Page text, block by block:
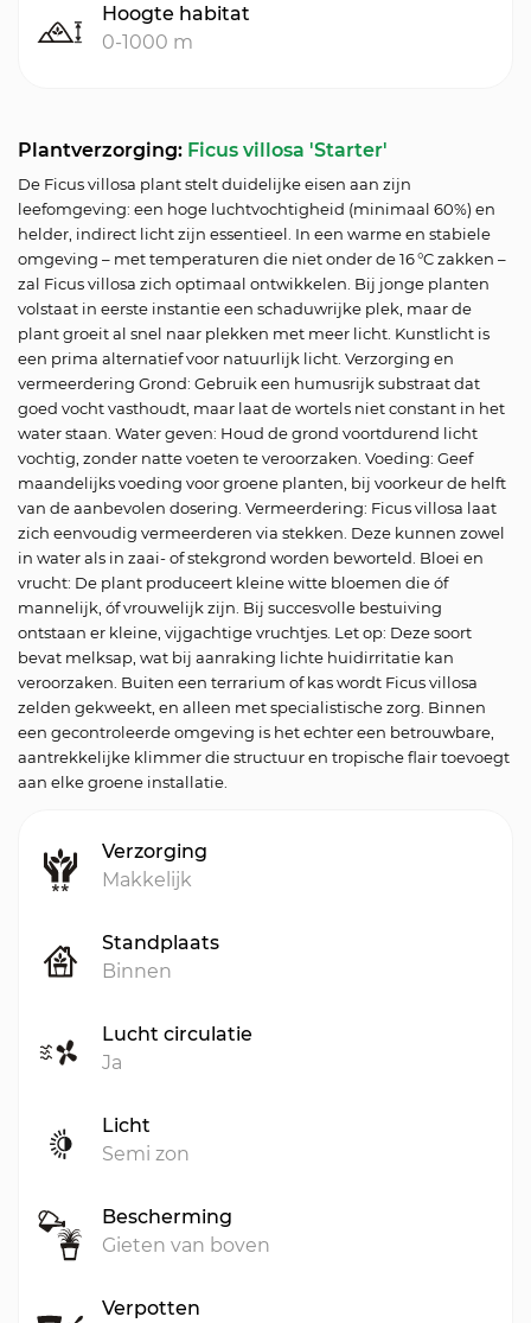
Hoogte habitat
0-1000 m
Plantverzorging: Ficus villosa 'Starter'
De Ficus villosa plant stelt duidelijke eisen aan zijn
leefomgeving: een hoge luchtvochtigheid (minimaal 60%) en
helder, indirect licht zijn essentieel. In een warme en stabiele
omgeving – met temperaturen die niet onder de 16 °C zakken –
zal Ficus villosa zich optimaal ontwikkelen. Bij jonge planten
volstaat in eerste instantie een schaduwrijke plek, maar de
plant groeit al snel naar plekken met meer licht. Kunstlicht is
een prima alternatief voor natuurlijk licht. Verzorging en
vermeerdering Grond: Gebruik een humusrijk substraat dat
goed vocht vasthoudt, maar laat de wortels niet constant in het
water staan. Water geven: Houd de grond voortdurend licht
vochtig, zonder natte voeten te veroorzaken. Voeding: Geef
maandelijks voeding voor groene planten, bij voorkeur de helft
van de aanbevolen dosering. Vermeerdering: Ficus villosa laat
zich eenvoudig vermeerderen via stekken. Deze kunnen zowel
in water als in zaai- of stekgrond worden beworteld. Bloei en
vrucht: De plant produceert kleine witte bloemen die óf
mannelijk, óf vrouwelijk zijn. Bij succesvolle bestuiving
ontstaan er kleine, vijgachtige vruchtjes. Let op: Deze soort
bevat melksap, wat bij aanraking lichte huidirritatie kan
veroorzaken. Buiten een terrarium of kas wordt Ficus villosa
zelden gekweekt, en alleen met specialistische zorg. Binnen
een gecontroleerde omgeving is het echter een betrouwbare,
aantrekkelijke klimmer die structuur en tropische flair toevoegt
aan elke groene installatie.
Verzorging
Makkelijk
Standplaats
Binnen
Lucht circulatie
Ja
Licht
Semi zon
Bescherming
Gieten van boven
Verpotten